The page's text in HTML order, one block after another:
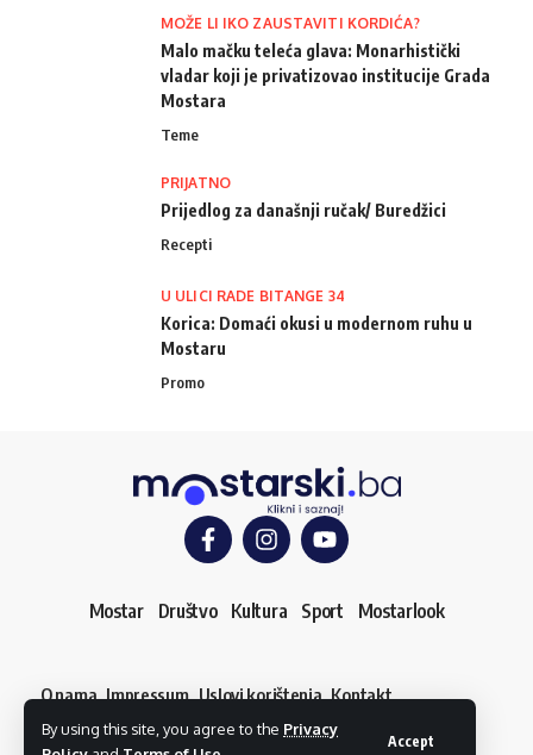
By using this site, you agree to the Privacy
Accept
MOŽE LI IKO ZAUSTAVITI KORDIĆA?
Malo mačku teleća glava: Monarhistički
vladar koji je privatizovao institucije Grada
Mostara
Teme
PRIJATNO
Prijedlog za današnji ručak/ Buredžici
Recepti
U ULICI RADE BITANGE 34
Korica: Domaći okusi u modernom ruhu u
Mostaru
Promo
Mostar Društvo Kultura Sport Mostarlook
O nama Impressum Uslovi korištenja Kontakt
Dojavi vijest
© mostarski.ba. Sva prava pridržana